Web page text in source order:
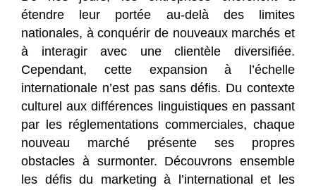
étendre leur portée au-delà des limites
nationales, à conquérir de nouveaux marchés et
à interagir avec une clientèle diversifiée.
Cependant, cette expansion à l’échelle
internationale n’est pas sans défis. Du contexte
culturel aux différences linguistiques en passant
par les réglementations commerciales, chaque
nouveau marché présente ses propres
obstacles à surmonter. Découvrons ensemble
les défis du marketing à l’international et les